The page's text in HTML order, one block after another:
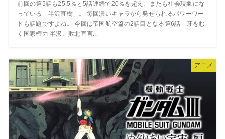
前回の第5話も25.5％と5話連続で20％を超え、またも社会現象にな
っている「半沢直樹」。 毎回濃いキャラから発せられるパワーワー
ドも話題ですよね。 今回は帝国航空篇の2話目となる第6話「牙をむ
く国家権力 半沢、敗北宣言...
アニメ